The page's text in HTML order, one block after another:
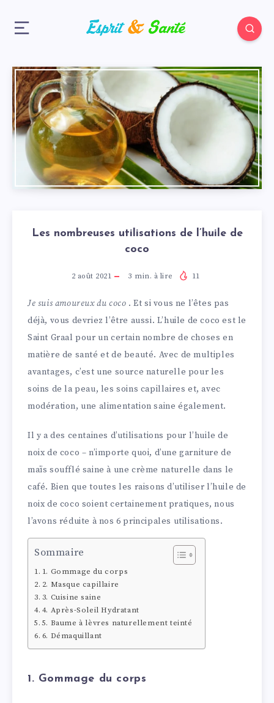
Les nombreuses utilisations de l’huile de
coco
2 août 2021 3 min. à lire 11
Je suis amoureux du coco . Et si vous ne l’êtes pas
déjà, vous devriez l’être aussi. L’huile de coco est le
Saint Graal pour un certain nombre de choses en
matière de santé et de beauté. Avec de multiples
avantages, c’est une source naturelle pour les
soins de la peau, les soins capillaires et, avec
modération, une alimentation saine également.
Il y a des centaines d’utilisations pour l’huile de
noix de coco – n’importe quoi, d’une garniture de
maïs soufflé saine à une crème naturelle dans le
café. Bien que toutes les raisons d’utiliser l’huile de
noix de coco soient certainement pratiques, nous
l’avons réduite à nos 6 principales utilisations.
Sommaire
1. Gommage du corps
2. Masque capillaire
3. Cuisine saine
4. Après-Soleil Hydratant
5. Baume à lèvres naturellement teinté
6. Démaquillant
1. Gommage du corps